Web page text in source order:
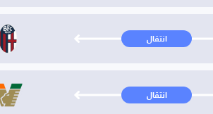
انتقال
انتقال